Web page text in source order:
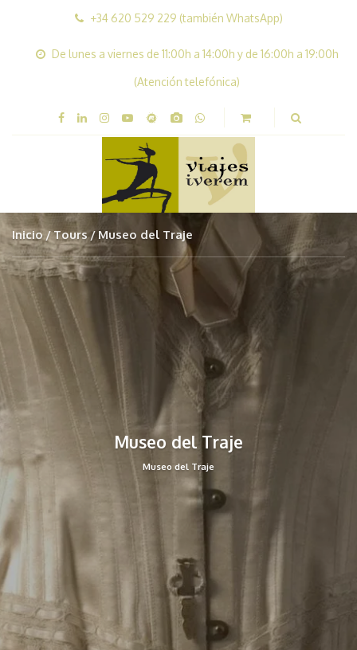
+34 620 529 229 (también WhatsApp)
De lunes a viernes de 11:00h a 14:00h y de 16:00h a 19:00h
(Atención telefónica)
Inicio Tours Museo del Traje
Museo del Traje
Museo del Traje